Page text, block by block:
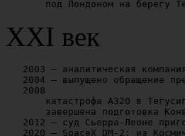
XXI век
2003 — аналитическая
2004 — выпущено обращение
   2008
катастрофа A320 в
завершена подготовка
2012 — суд Сьерра-Леоне